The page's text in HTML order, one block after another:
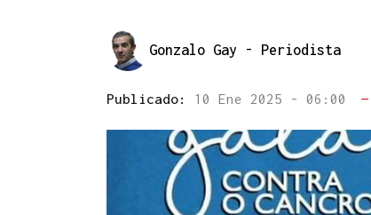
Gonzalo Gay - Periodista
Publicado: 10 Ene 2025 - 06:00 —